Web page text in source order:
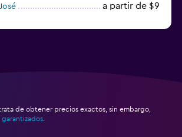
a partir de $9
de obtener precios exactos, sin embargo,
garantizados